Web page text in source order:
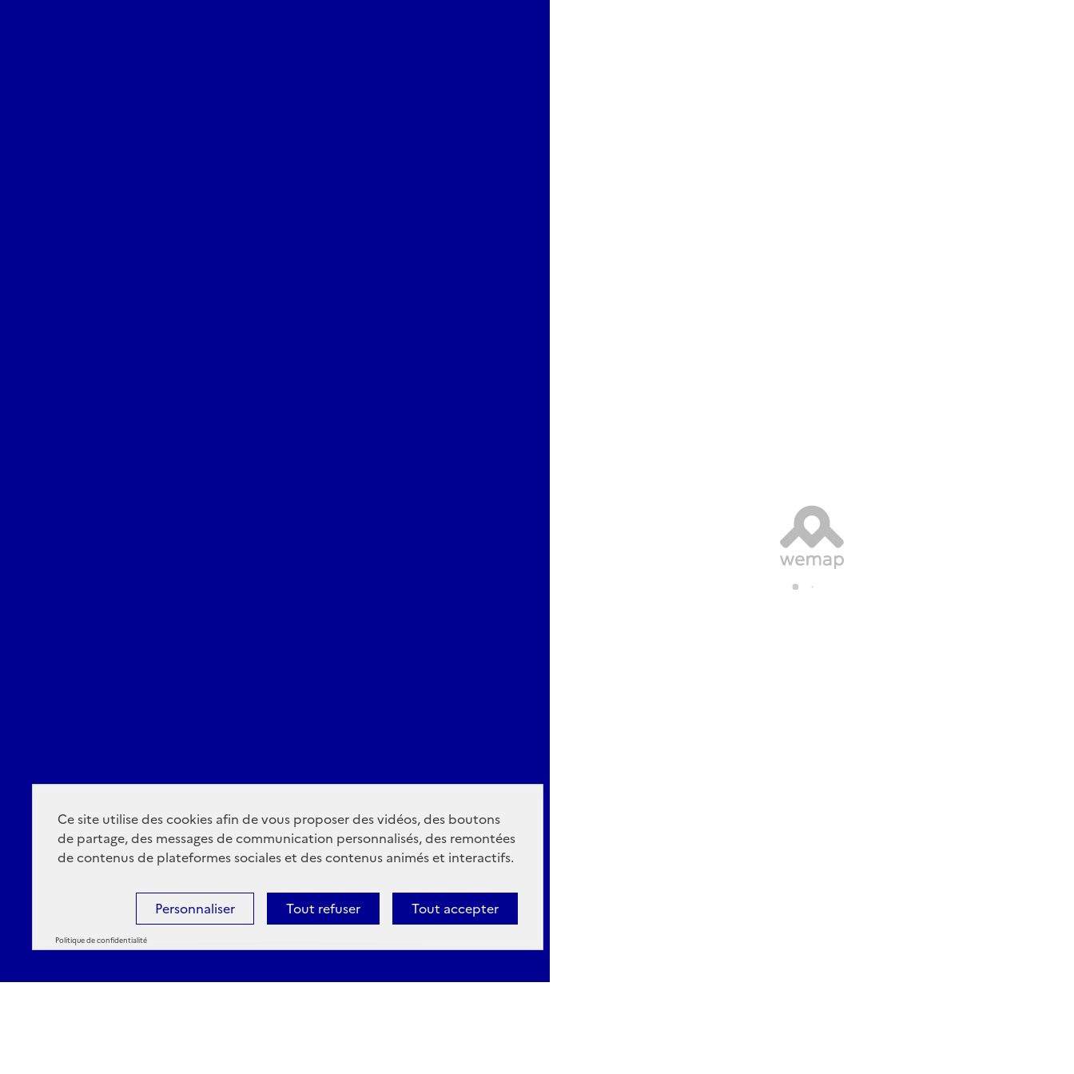
Ce site utilise des cookies afin de vous proposer des vidéos, des boutons
de partage, des messages de communication personnalisés, des remontées
de contenus de plateformes sociales et des contenus animés et interactifs.
Tout accepter
Tout refuser
Personnaliser
Politique de confidentialité